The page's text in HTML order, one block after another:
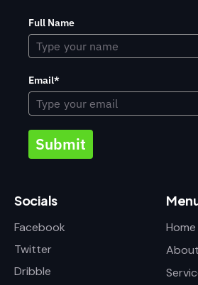
Full Name
Email*
Submit
Socials
Facebook
Twitter
Dribble
Home
About